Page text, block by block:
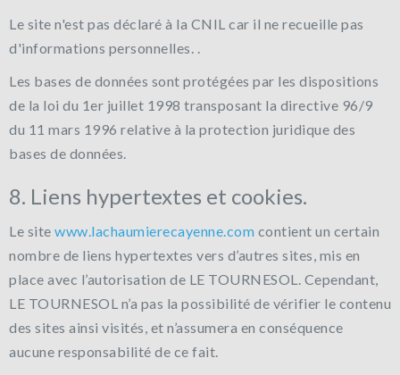
Le site n'est pas déclaré à la CNIL car il ne recueille pas
d'informations personnelles. .
Les bases de données sont protégées par les dispositions
de la loi du 1er juillet 1998 transposant la directive 96/9
du 11 mars 1996 relative à la protection juridique des
bases de données.
8. Liens hypertextes et cookies.
Le site www.lachaumierecayenne.com contient un certain
nombre de liens hypertextes vers d’autres sites, mis en
place avec l’autorisation de LE TOURNESOL. Cependant,
LE TOURNESOL n’a pas la possibilité de vérifier le contenu
des sites ainsi visités, et n’assumera en conséquence
aucune responsabilité de ce fait.